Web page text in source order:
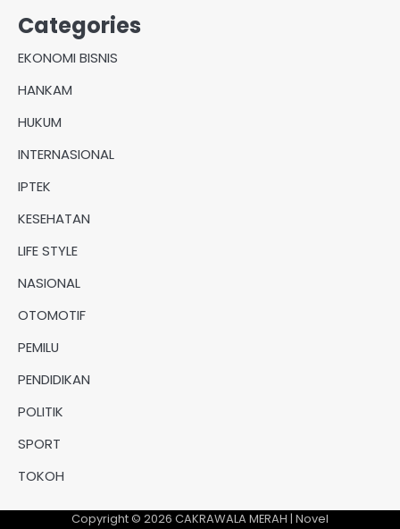
Categories
EKONOMI BISNIS
HANKAM
HUKUM
INTERNASIONAL
IPTEK
KESEHATAN
LIFE STYLE
NASIONAL
OTOMOTIF
PEMILU
PENDIDIKAN
POLITIK
SPORT
TOKOH
Copyright © 2026 CAKRAWALA MERAH | Novel